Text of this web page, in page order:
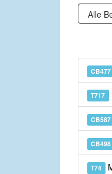
CB477
T717
CB587
CB498
T74